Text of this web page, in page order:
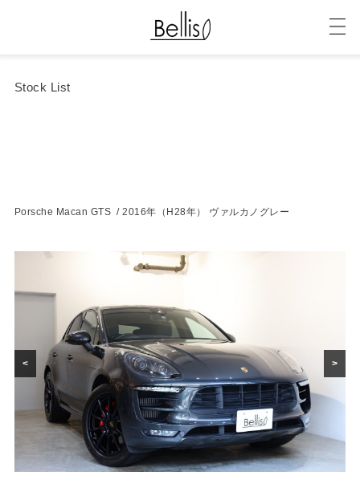
Stock List
Porsche Macan GTS / 2016年（H28年） ヴァルカノグレー
< >